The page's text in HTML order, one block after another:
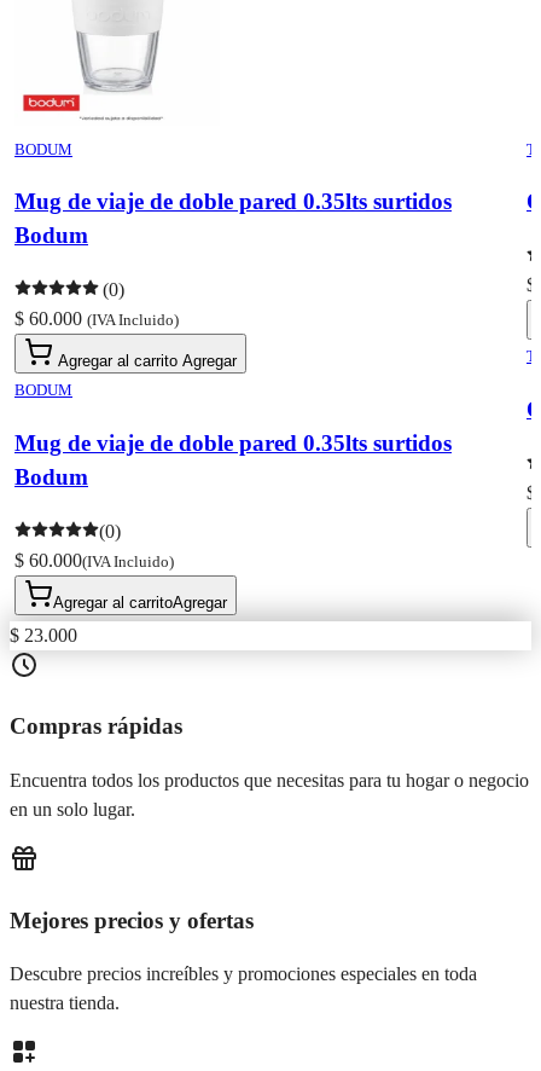
BODUM
Mug de viaje de doble pared 0.35lts surtidos
Bodum
(0)
$ 60.000 (IVA Incluido)
Agregar al carrito Agregar
BODUM
Mug de viaje de doble pared 0.35lts surtidos
Bodum
(0)
$ 60.000(IVA Incluido)
Agregar al carritoAgregar
$
$
$ 23.000
Compras rápidas
Encuentra todos los productos que necesitas para tu hogar o negocio
en un solo lugar.
Mejores precios y ofertas
Descubre precios increíbles y promociones especiales en toda
nuestra tienda.